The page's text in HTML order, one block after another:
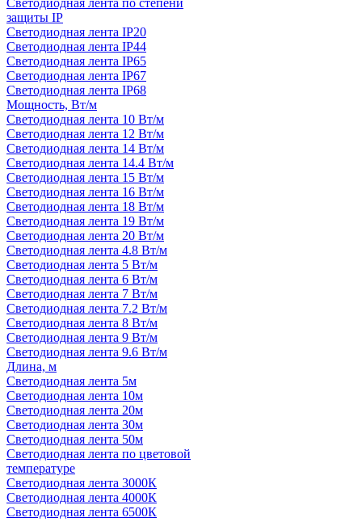
Светодиодная лента по степени
защиты IP
Светодиодная лента IP20
Светодиодная лента IP44
Светодиодная лента IP65
Светодиодная лента IP67
Светодиодная лента IP68
Мощность, Вт/м
Светодиодная лента 10 Вт/м
Светодиодная лента 12 Вт/м
Светодиодная лента 14 Вт/м
Светодиодная лента 14.4 Вт/м
Светодиодная лента 15 Вт/м
Светодиодная лента 16 Вт/м
Светодиодная лента 18 Вт/м
Светодиодная лента 19 Вт/м
Светодиодная лента 20 Вт/м
Светодиодная лента 4.8 Вт/м
Светодиодная лента 5 Вт/м
Светодиодная лента 6 Вт/м
Светодиодная лента 7 Вт/м
Светодиодная лента 7.2 Вт/м
Светодиодная лента 8 Вт/м
Светодиодная лента 9 Вт/м
Светодиодная лента 9.6 Вт/м
Длина, м
Светодиодная лента 5м
Светодиодная лента 10м
Светодиодная лента 20м
Светодиодная лента 30м
Светодиодная лента 50м
Светодиодная лента по цветовой
температуре
Светодиодная лента 3000К
Светодиодная лента 4000К
Светодиодная лента 6500К